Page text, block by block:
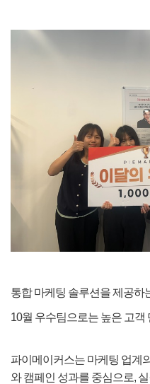
통합 마케팅 솔루션을 제공하
10월 우수팀으로는 높은 고
파이메이커스는 마케팅 업계
와 캠페인 성과를 중심으로,